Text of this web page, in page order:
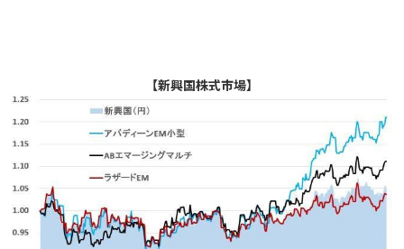
【新興国株式市場】